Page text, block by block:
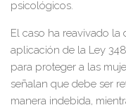
psicológicos.
El caso ha reavivado
aplicación de la Ley
para proteger a las
señalan que debe ser
manera indebida,